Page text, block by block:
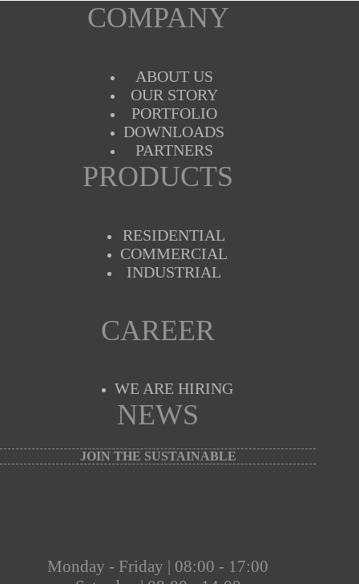
COMPANY
ABOUT US
OUR STORY
PORTFOLIO
DOWNLOADS
PARTNERS
PRODUCTS
RESIDENTIAL
COMMERCIAL
INDUSTRIAL
CAREER
WE ARE HIRING
NEWS
JOIN THE SUSTAINABLE
Monday - Friday | 08:00 - 17:00